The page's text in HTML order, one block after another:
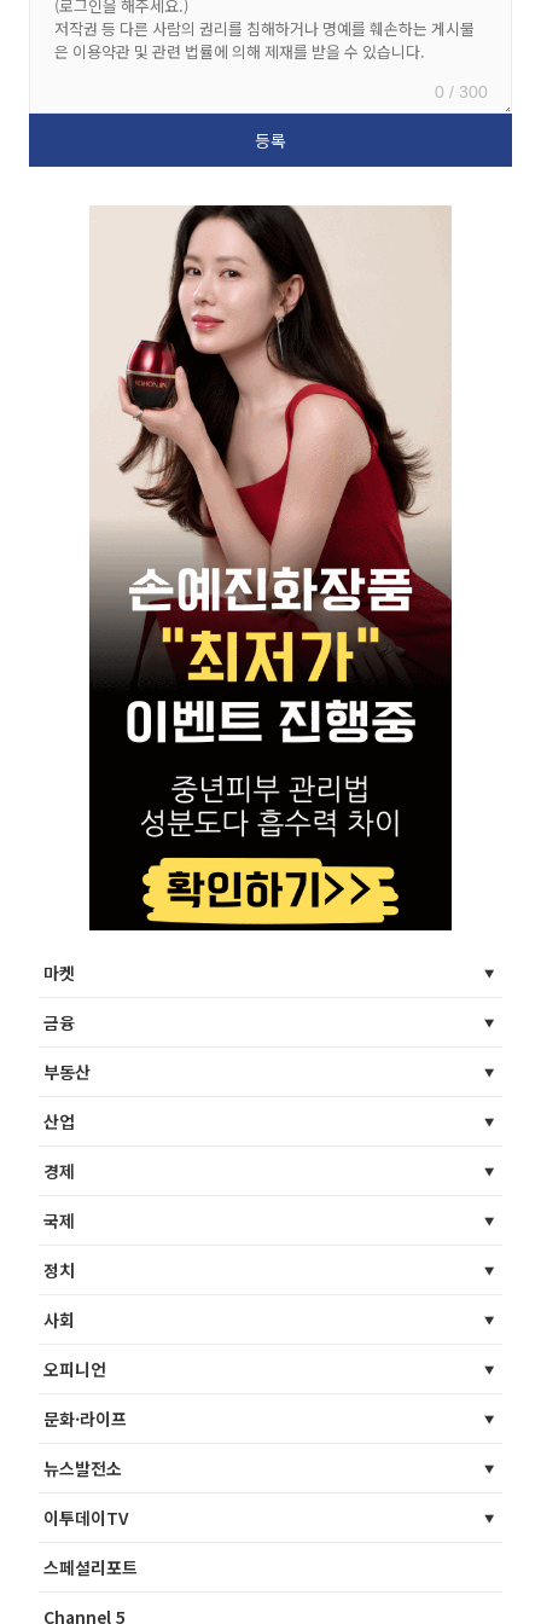
0 / 300
마켓
금융
부동산
산업
경제
국제
정치
사회
오피니언
문화·라이프
뉴스발전소
이투데이TV
스페셜리포트
Channel 5